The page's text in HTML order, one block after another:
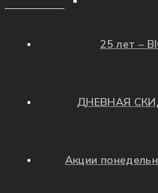
25 лет –
ДНЕВНАЯ
Акции